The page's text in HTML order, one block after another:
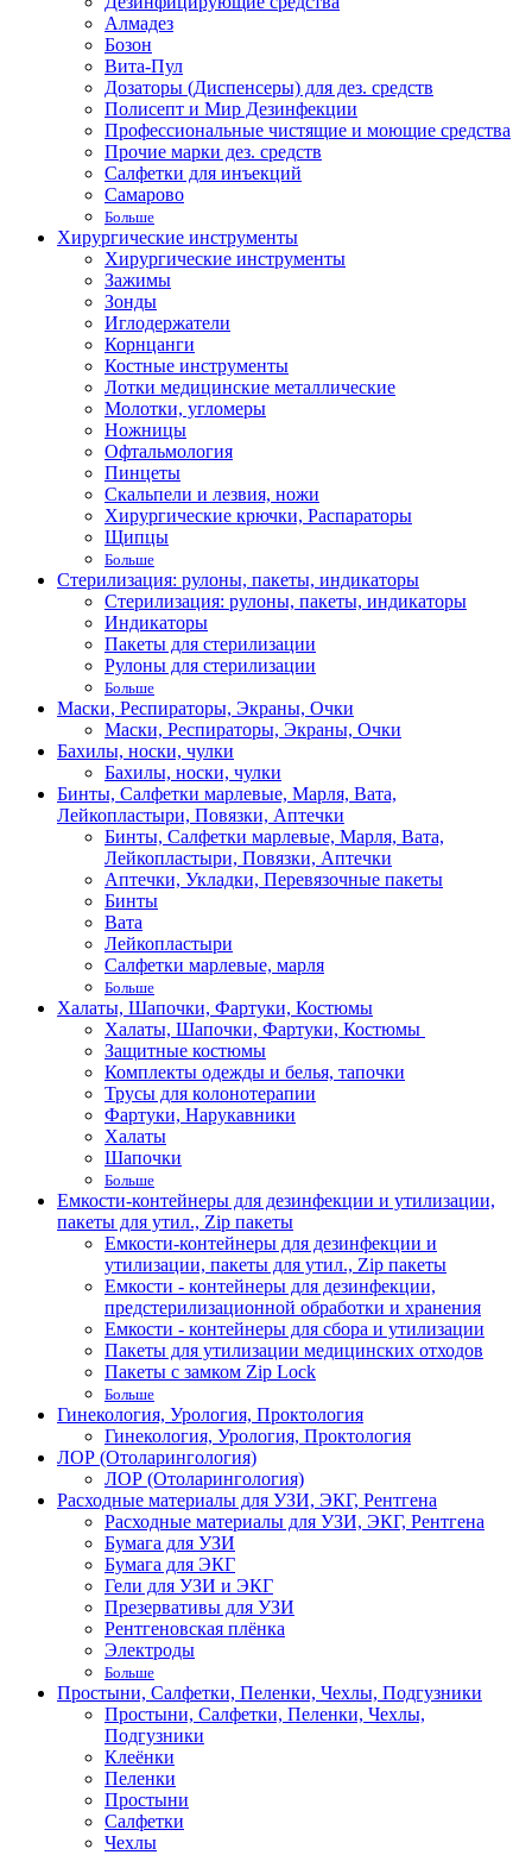
Алмадез
Бозон
Вита-Пул
Дозаторы (Диспенсеры) для дез. средств
Полисепт и Мир Дезинфекции
Профессиональные чистящие и моющие средства
Прочие марки дез. средств
Салфетки для инъекций
Самарово
Больше
Хирургические инструменты
Хирургические инструменты
Зажимы
Зонды
Иглодержатели
Корнцанги
Костные инструменты
Лотки медицинские металлические
Молотки, угломеры
Ножницы
Офтальмология
Пинцеты
Скальпели и лезвия, ножи
Хирургические крючки, Распараторы
Щипцы
Больше
Стерилизация: рулоны, пакеты, индикаторы
Стерилизация: рулоны, пакеты, индикаторы
Индикаторы
Пакеты для стерилизации
Рулоны для стерилизации
Больше
Маски, Респираторы, Экраны, Очки
Маски, Респираторы, Экраны, Очки
Бахилы, носки, чулки
Бахилы, носки, чулки
Бинты, Салфетки марлевые, Марля, Вата,
Лейкопластыри, Повязки, Аптечки
Бинты, Салфетки марлевые, Марля, Вата,
Лейкопластыри, Повязки, Аптечки
Аптечки, Укладки, Перевязочные пакеты
Бинты
Вата
Лейкопластыри
Салфетки марлевые, марля
Больше
Халаты, Шапочки, Фартуки, Костюмы
Халаты, Шапочки, Фартуки, Костюмы
Защитные костюмы
Комплекты одежды и белья, тапочки
Трусы для колонотерапии
Фартуки, Нарукавники
Халаты
Шапочки
Больше
Емкости-контейнеры для дезинфекции и утилизации,
пакеты для утил., Zip пакеты
Емкости-контейнеры для дезинфекции и
утилизации, пакеты для утил., Zip пакеты
Емкости - контейнеры для дезинфекции,
предстерилизационной обработки и хранения
Емкости - контейнеры для сбора и утилизации
Пакеты для утилизации медицинских отходов
Пакеты с замком Zip Lock
Больше
Гинекология, Урология, Проктология
Гинекология, Урология, Проктология
ЛОР (Отоларингология)
ЛОР (Отоларингология)
Расходные материалы для УЗИ, ЭКГ, Рентгена
Расходные материалы для УЗИ, ЭКГ, Рентгена
Бумага для УЗИ
Бумага для ЭКГ
Гели для УЗИ и ЭКГ
Презервативы для УЗИ
Рентгеновская плёнка
Электроды
Больше
Простыни, Салфетки, Пеленки, Чехлы, Подгузники
Простыни, Салфетки, Пеленки, Чехлы,
Подгузники
Клеёнки
Пеленки
Простыни
Салфетки
Чехлы